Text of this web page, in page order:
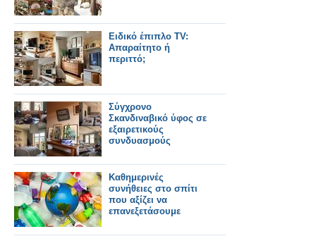
Ειδικό έπιπλο TV:
Απαραίτητο ή
περιττό;
Σύγχρονο
Σκανδιναβικό ύφος σε
εξαιρετικούς
συνδυασμούς
Καθημερινές
συνήθειες στο σπίτι
που αξίζει να
επανεξετάσουμε